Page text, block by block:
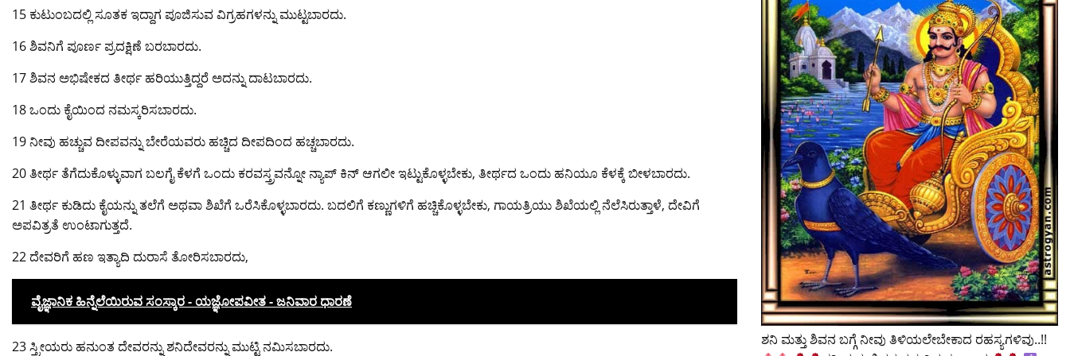
15 ಕುಟುಂಬದಲ್ಲಿ ಸೂತಕ ಇದ್ದಾಗ ಪೂಜಿಸುವ ವಿಗ್ರಹಗಳನ್ನು ಮುಟ್ಟಬಾರದು.
16 ಶಿವನಿಗೆ ಪೂರ್ಣ ಪ್ರದಕ್ಷಿಣೆ ಬರಬಾರದು.
17 ಶಿವನ ಅಭಿಷೇಕದ ತೀರ್ಥ ಹರಿಯುತ್ತಿದ್ದರೆ ಅದನ್ನು ದಾಟಬಾರದು.
18 ಒಂದು ಕೈಯಿಂದ ನಮಸ್ಕರಿಸಬಾರದು.
19 ನೀವು ಹಚ್ಚುವ ದೀಪವನ್ನು ಬೇರೆಯವರು ಹಚ್ಚಿದ ದೀಪದಿಂದ ಹಚ್ಚಬಾರದು.
20 ತೀರ್ಥ ತೆಗೆದುಕೊಳ್ಳುವಾಗ ಬಲಗೈ ಕೆಳಗೆ ಒಂದು ಕರವಸ್ತ್ರವನ್ನೋ ನ್ಯಾಪ್ ಕಿನ್ ಆಗಲೀ ಇಟ್ಟುಕೊಳ್ಳಬೇಕು, ತೀರ್ಥದ ಒಂದು ಹನಿಯೂ ಕೆಳಕ್ಕೆ ಬೀಳಬಾರದು.
21 ತೀರ್ಥ ಕುಡಿದು ಕೈಯನ್ನು ತಲೆಗೆ ಅಥವಾ ಶಿಖೆಗೆ ಒರೆಸಿಕೊಳ್ಳಬಾರದು. ಬದಲಿಗೆ ಕಣ್ಣುಗಳಿಗೆ ಹಚ್ಚಿಕೊಳ್ಳಬೇಕು, ಗಾಯತ್ರಿಯು ಶಿಖೆಯಲ್ಲಿ ನೆಲೆಸಿರುತ್ತಾಳೆ, ದೇವಿಗೆ
ಅಪವಿತ್ರತೆ ಉಂಟಾಗುತ್ತದೆ.
22 ದೇವರಿಗೆ ಹಣ ಇತ್ಯಾದಿ ದುರಾಸೆ ತೋರಿಸಬಾರದು,
ವೈಜ್ಞಾನಿಕ ಹಿನ್ನೆಲೆಯಿರುವ ಸಂಸ್ಕಾರ - ಯಜ್ಞೋಪವೀತ - ಜನಿವಾರ ಧಾರಣೆ
23 ಸ್ತ್ರೀಯರು ಹನುಂತ ದೇವರನ್ನು ಶನಿದೇವರನ್ನು ಮುಟ್ಟಿ ನಮಿಸಬಾರದು.
ಶನಿ ಮತ್ತು ಶಿವನ ಬಗ್ಗೆ ನೀವು ತಿಳಿಯಲೇಬೇಕಾದ ರಹಸ್ಯಗಳಿವು..!!